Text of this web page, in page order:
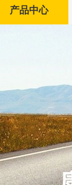
产品中心